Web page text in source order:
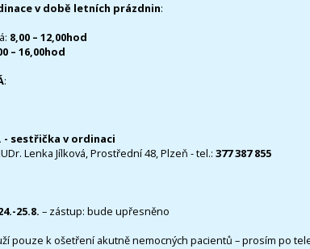
v době letních prázdnin:
8,00 – 12,00hod
– 16,00hod
:
- sestřička v ordinaci
Lenka Jílková, Prostřední 48, Plzeň - tel.: 377 387 855
25.8. – zástup: bude upřesněno
pouze k ošetření akutně nemocných pacientů – prosím po